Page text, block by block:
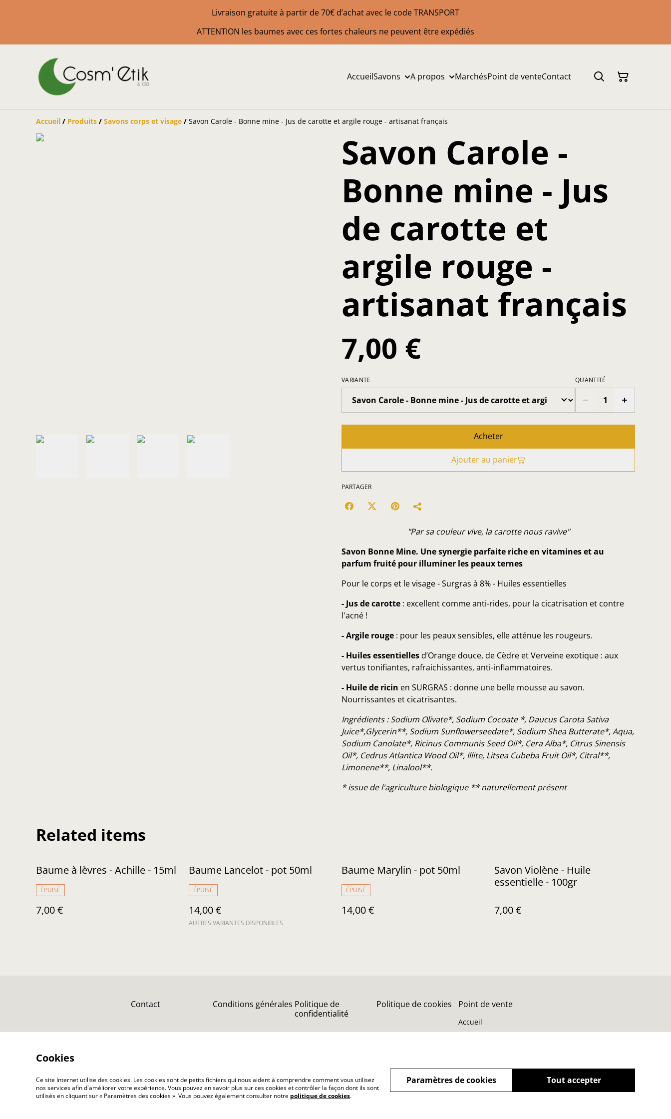
Livraison gratuite à partir de 70€ d’achat avec le code TRANSPORT
ATTENTION les baumes avec ces fortes chaleurs ne peuvent être expédiés
AccueilSavons A propos MarchésPoint de venteContact
Accueil / Produits / Savons corps et visage / Savon Carole - Bonne mine - Jus de carotte et argile rouge - artisanat français
Savon Carole -
Bonne mine - Jus
de carotte et
argile rouge -
artisanat français
7,00 €
VARIANTE QUANTITÉ
Acheter
Ajouter au panier
PARTAGER
"Par sa couleur vive, la carotte nous ravive"
Savon Bonne Mine. Une synergie parfaite riche en vitamines et au
parfum fruité pour illuminer les peaux ternes
Pour le corps et le visage - Surgras à 8% - Huiles essentielles
- Jus de carotte : excellent comme anti-rides, pour la cicatrisation et contre
l'acné !
- Argile rouge : pour les peaux sensibles, elle atténue les rougeurs.
- Huiles essentielles d’Orange douce, de Cèdre et Verveine exotique : aux
vertus tonifiantes, rafraichissantes, anti-inflammatoires.
- Huile de ricin en SURGRAS : donne une belle mousse au savon.
Nourrissantes et cicatrisantes.
Ingrédients : Sodium Olivate*, Sodium Cocoate *, Daucus Carota Sativa
Juice*,Glycerin**, Sodium Sunflowerseedate*, Sodium Shea Butterate*, Aqua,
Sodium Canolate*, Ricinus Communis Seed Oil*, Cera Alba*, Citrus Sinensis
Oil*, Cedrus Atlantica Wood Oil*, Illite, Litsea Cubeba Fruit Oil*, Citral**,
Limonene**, Linalool**.
* issue de l'agriculture biologique ** naturellement présent
Related items
Baume à lèvres - Achille - 15ml
ÉPUISÉ
7,00 €
Baume Lancelot - pot 50ml
ÉPUISÉ
14,00 €
AUTRES VARIANTES DISPONIBLES
Baume Marylin - pot 50ml
ÉPUISÉ
14,00 €
Savon Violène - Huile
essentielle - 100gr
7,00 €
Contact Conditions générales Politique de
confidentialité
Politique de cookies Point de vente
Accueil
©2026 C Cosm'Etik & cie - Savonnerie Artisanale et cosmétiques naturelles au coeur des
Cookies
Ce site Internet utilise des cookies. Les cookies sont de petits fichiers qui nous aident à comprendre comment vous utilisez
nos services afin d'améliorer votre expérience. Vous pouvez en savoir plus sur ces cookies et contrôler la façon dont ils sont
utilisés en cliquant sur « Paramètres des cookies ». Vous pouvez également consulter notre politique de cookies.
Tout accepter
Paramètres de cookies